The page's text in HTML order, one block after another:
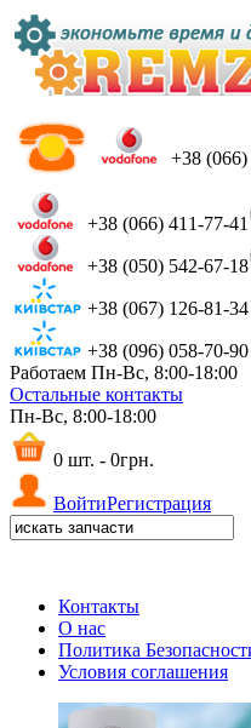
+38 (066)
+38 (066) 411-77-41
+38 (050) 542-67-18
+38 (067) 126-81-34
+38 (096) 058-70-90
Работаем Пн-Вс, 8:00-18:00
Остальные контакты
Пн-Вс, 8:00-18:00
0 шт. - 0грн.
ВойтиРегистрация
Контакты
О нас
Политика
Условия соглашения